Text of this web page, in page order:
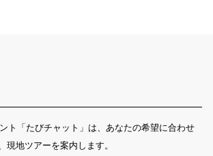
ト「たびチャット」は、あなたの希望に合わせ
現地ツアーを案内します。